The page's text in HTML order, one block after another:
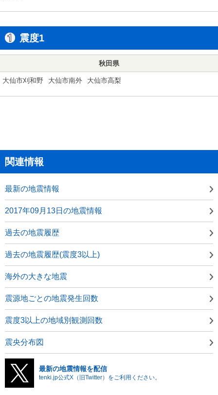
震度1
秋田県
大仙市刈和野 大仙市南外 大仙市高梨
関連情報
最新の地震情報
2017年09月13日の地震情報
過去の地震履歴
過去の地震履歴(震度3以上)
海外の大きな地震
震源地ごとの地震発生回数
震度3以上の地域別観測回数
震央分布図
最新の地震情報を配信
tenki.jp公式X（旧Twitter）をご利用ください。